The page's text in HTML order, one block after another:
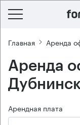
Главная Аренда
Аренда
Арендная плата